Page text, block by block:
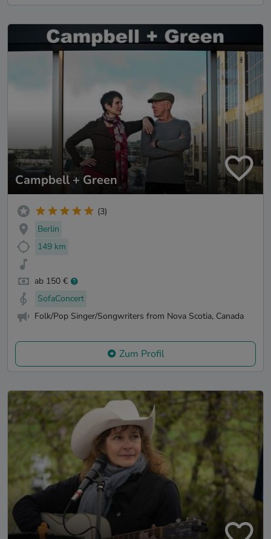
Campbell + Green
(3)
Berlin
149 km
ab 150 €
SofaConcert
Folk/Pop Singer/Songwriters from Nova Scotia, Canada
Zum Profil